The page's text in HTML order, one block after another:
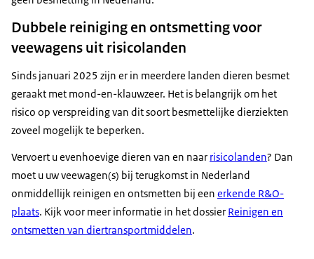
Dubbele reiniging en ontsmetting voor
veewagens uit risicolanden
Sinds januari 2025 zijn er in meerdere landen dieren besmet
geraakt met mond-en-klauwzeer. Het is belangrijk om het
risico op verspreiding van dit soort besmettelijke dierziekten
zoveel mogelijk te beperken.
Vervoert u evenhoevige dieren van en naar risicolanden? Dan
moet u uw veewagen(s) bij terugkomst in Nederland
onmiddellijk reinigen en ontsmetten bij een erkende R&O-
plaats. Kijk voor meer informatie in het dossier Reinigen en
ontsmetten van diertransportmiddelen.